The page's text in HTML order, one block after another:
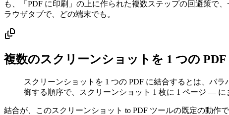
も、「PDF に印刷」の上に作られた複数ステップの回避策で
ラウザタブで、どの端末でも。
複数のスクリーンショットを 1 つの PDF
スクリーンショットを 1 つの PDF に結合するとは、バ
御する順序で、スクリーンショット 1 枚に 1 ページ — に
結合が、このスクリーンショット to PDF ツールの既定の動